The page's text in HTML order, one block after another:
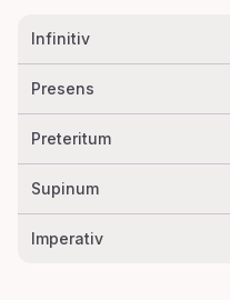
Infinitiv
Presens
Preteritum
Supinum
Imperativ